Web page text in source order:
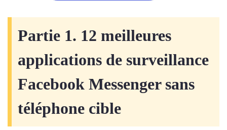
Partie 1. 12 meilleures
applications de surveillance
Facebook Messenger sans
téléphone cible